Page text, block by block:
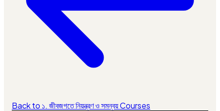
Back to ১. জীবজগতে নিয়ন্ত্রণ ও সমন্বয় Courses